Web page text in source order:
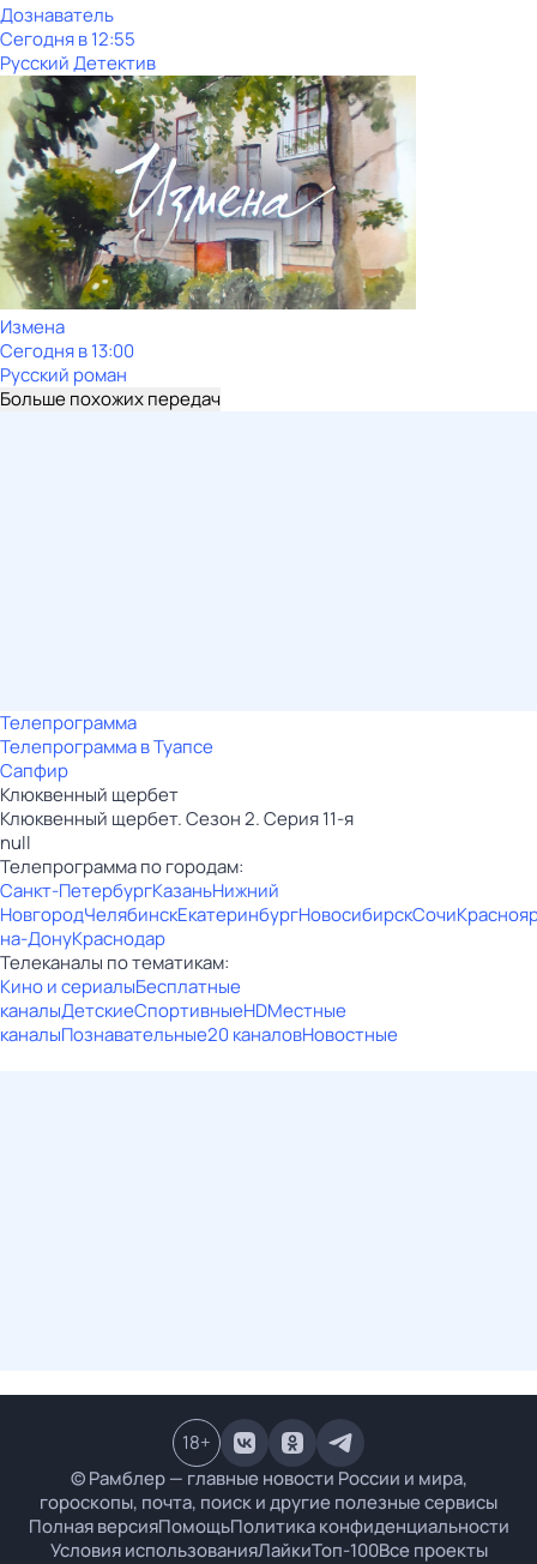
Дознаватель
Сегодня в 12:55
Русский Детектив
Измена
Сегодня в 13:00
Русский роман
Больше похожих передач
Телепрограмма
Телепрограмма в Туапсе
Сапфир
Клюквенный щербет
Клюквенный щербет. Сезон 2. Серия 11-я
null
Телепрограмма по городам:
Санкт-ПетербургКазаньНижний
НовгородЧелябинскЕкатеринбургНовосибирскСочи
на-ДонуКраснодар
Телеканалы по тематикам:
Кино и сериалыБесплатные
каналыДетскиеСпортивныеHDМестные
каналыПознавательные20 каналовНовостные
© Рамблер — главные новости России и мира,
гороскопы, почта, поиск и другие полезные сервисы
Полная версияПомощьПолитика конфиденциальности
Условия использованияЛайкиТоп-100Все проекты
18+